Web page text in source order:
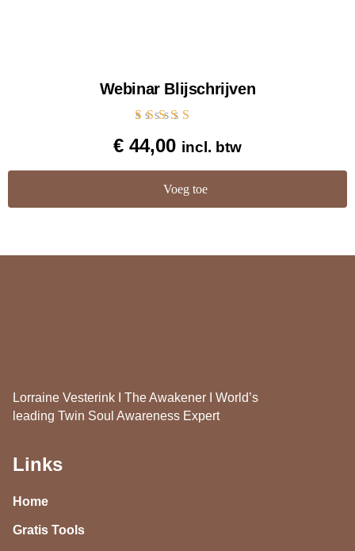
Webinar Blijschrijven
4.60
uit 5
€ 44,00 incl. btw
Voeg toe
Lorraine Vesterink I The Awakener I World’s
leading Twin Soul Awareness Expert
Links
Home
Gratis Tools